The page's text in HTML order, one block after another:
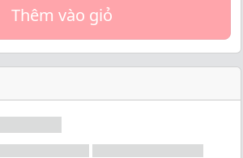
Thêm vào giỏ